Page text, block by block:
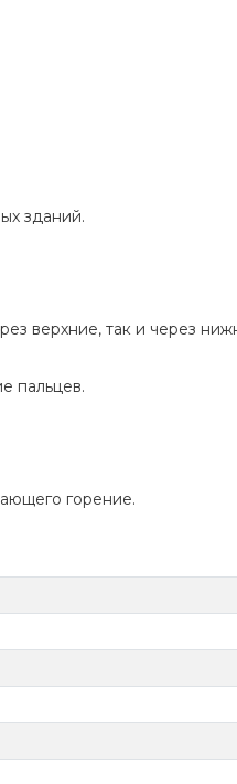
зданий.
верхние, так и через
пальцев.
горение.